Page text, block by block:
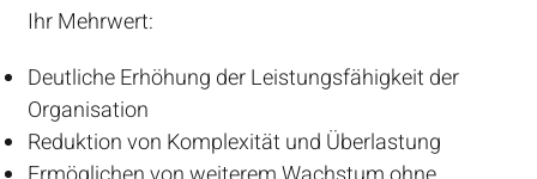
Ihr Mehrwert:
Deutliche Erhöhung der Leistungsfähigkeit der
Organisation
Reduktion von Komplexität und Überlastung